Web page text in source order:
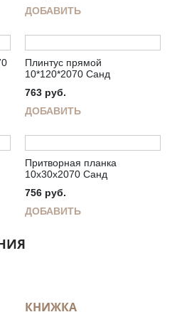
ДОБАВИТЬ
Плинтус прямой
10*120*2070 Санд
763 руб.
ДОБАВИТЬ
Притворная планка
10х30х2070 Санд
756 руб.
ДОБАВИТЬ
КНИЖКА